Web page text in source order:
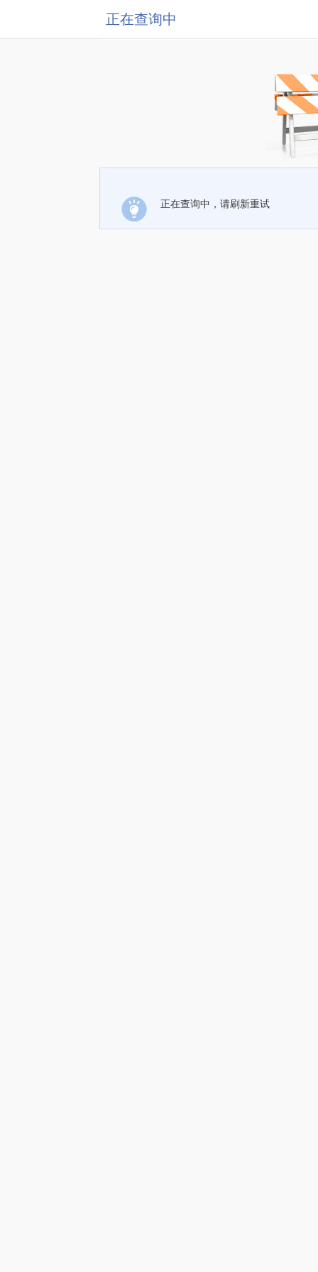
正在查询中
正在查询中，请刷新重试